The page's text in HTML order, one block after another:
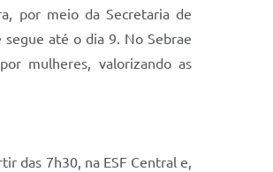
por meio da Secretaria de
até o dia 9. No Sebrae
mulheres, valorizando as
das 7h30, na ESF Central e,